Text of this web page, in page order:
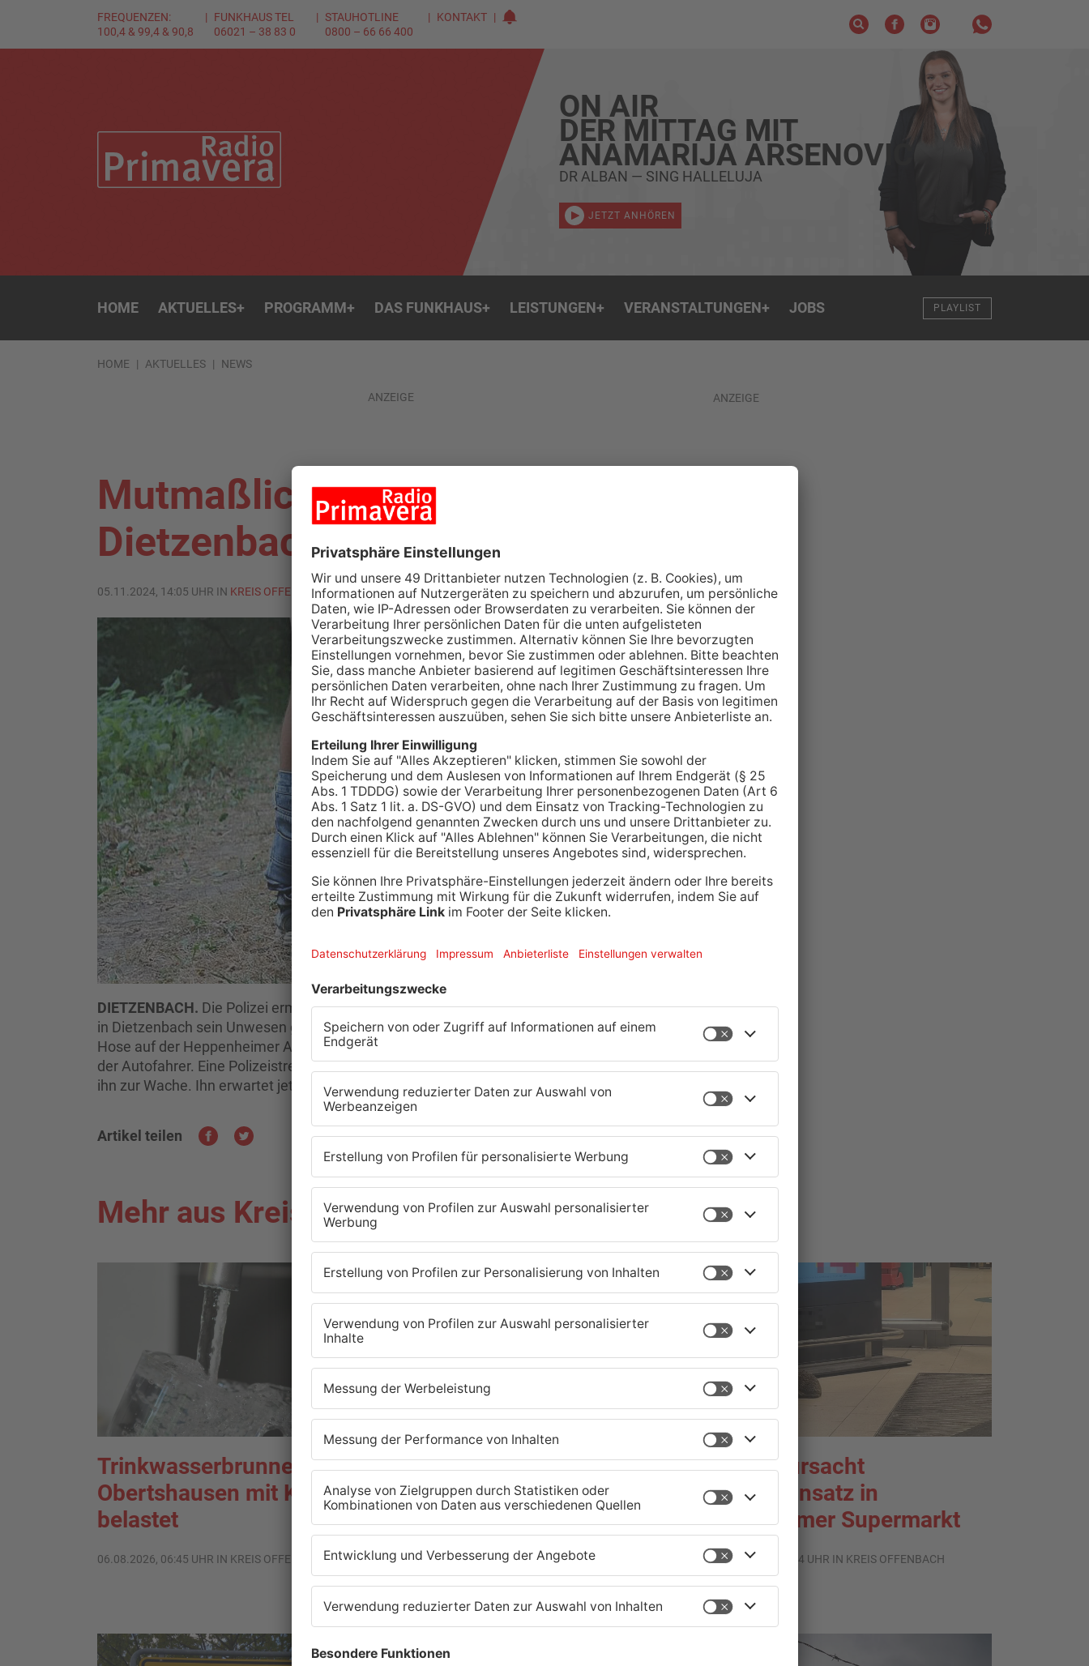
FREQUENZEN:
100,4 & 99,4 & 90,8
FUNKHAUS TEL
06021 – 38 83 0
STAUHOTLINE
0800 – 66 66 400
KONTAKT
ON AIR
DER MITTAG MIT
ANAMARIJA ARSENOVIC
DR ALBAN — SING HALLELUJA
JETZT ANHÖREN
HOME AKTUELLES+ PROGRAMM+ DAS FUNKHAUS+ LEISTUNGEN+ VERANSTALTUNGEN+ JOBS PLAYLIST
HOME AKTUELLES NEWS
ANZEIGE
Mutmaßlicher Exhibitionist in
Dietzenbach festgenommen
05.11.2024, 14:05 UHR IN KREIS OFFENBACH
DIETZENBACH. Die Polizei ermittelt gegen einen mutmaßlichen Exhibitionisten, der gestern
in Dietzenbach sein Unwesen getrieben haben soll. Laut Zeugen ließ der 53-Jährige seine
Hose auf der Heppenheimer Allee herunter und machte dabei Hüftbewegungen in Richtung
der Autofahrer. Eine Polizeistreife konnte den Verdächtigen ausfindig machen und brachte
ihn zur Wache. Ihn erwartet jetzt ein Strafverfahren.
Artikel teilen
ANZEIGE
Mehr aus Kreis Offenbach
Trinkwasserbrunnen in
Obertshausen mit Keimen
belastet
06.08.2026, 06:45 UHR IN KREIS OFFENBACH
Senior vor Offenbacher
Bank abgelenkt und
bestohlen
05.08.2026, 13:42 UHR IN KREIS OFFENBACH
Igel verursacht
Polizeieinsatz in
Mühlheimer Supermarkt
04.08.2026, 07:54 UHR IN KREIS OFFENBACH